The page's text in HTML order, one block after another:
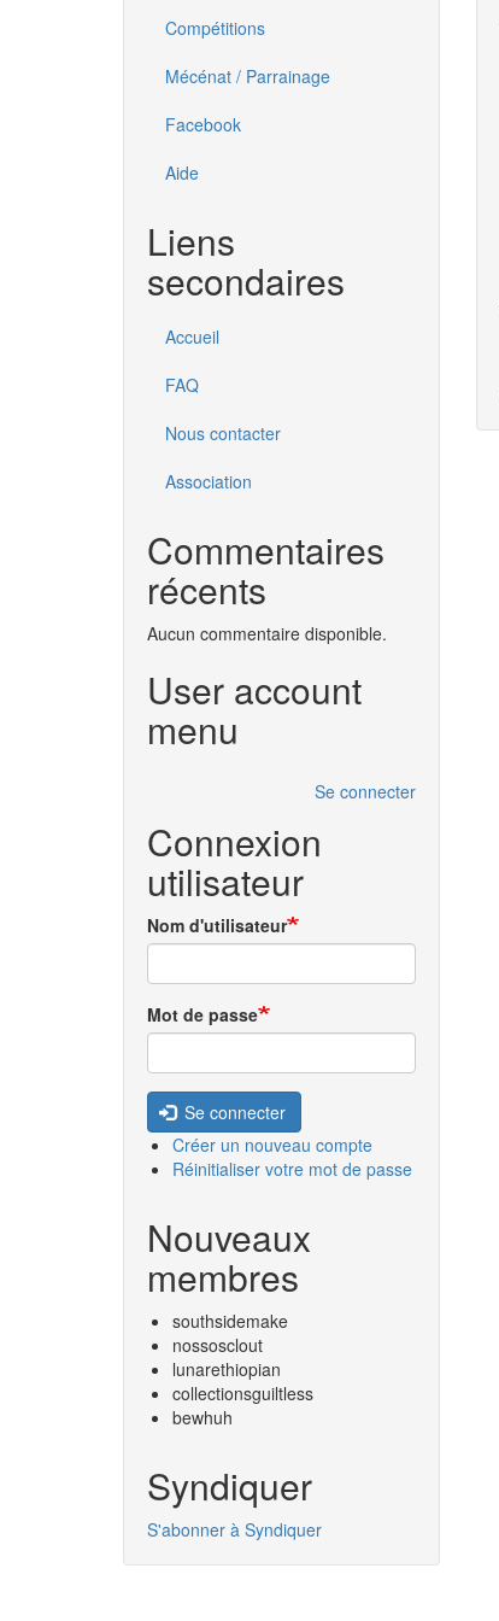
Compétitions
Mécénat / Parrainage
Facebook
Aide
Liens
secondaires
Accueil
FAQ
Nous contacter
Association
Commentaires
récents
Aucun commentaire disponible.
User account
menu
Se connecter
Connexion
utilisateur
Nom d'utilisateur
Mot de passe
Se connecter
Créer un nouveau compte
Réinitialiser votre mot de passe
Nouveaux
membres
southsidemake
nossosclout
lunarethiopian
collectionsguiltless
bewhuh
Syndiquer
S'abonner à Syndiquer